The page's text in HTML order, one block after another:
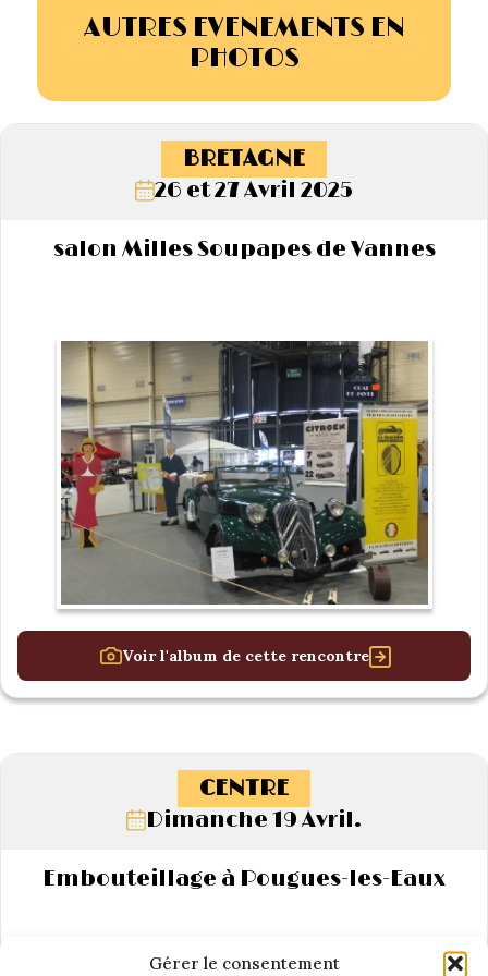
Gérer le consentement
AUTRES EVENEMENTS EN
PHOTOS
BRETAGNE
26 et 27 Avril 2025
salon Milles Soupapes de Vannes
Voir l'album de cette rencontre
CENTRE
Dimanche 19 Avril.
Embouteillage à Pougues-les-Eaux